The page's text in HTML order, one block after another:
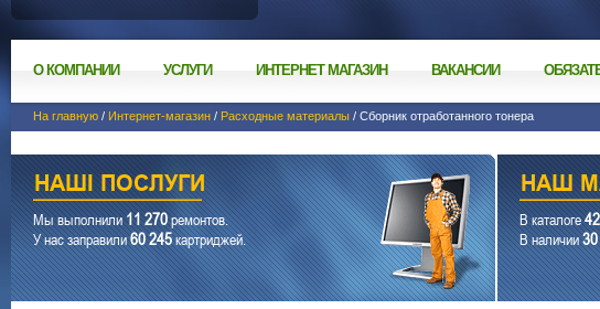
О КОМПАНИИ УСЛУГИ ИНТЕРНЕТ МАГАЗИН ВАКАНСИИ
На главную / Интернет-магазин / Расходные материалы / Сборник отработанного тонера
Мы выполнили11 270ремонтов.
У нас заправили60 245картриджей.
В каталоге
В наличии